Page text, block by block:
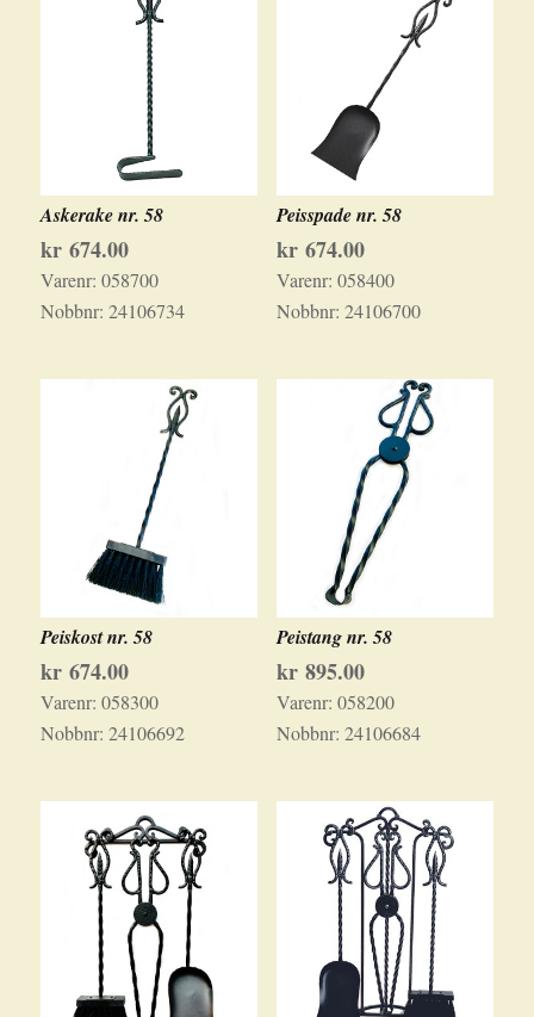
Askerake nr. 58
kr674.00
Varenr: 058700
Nobbnr: 24106734
Peisspade nr. 58
kr674.00
Varenr: 058400
Nobbnr: 24106700
Peiskost nr. 58
kr674.00
Varenr: 058300
Nobbnr: 24106692
Peistang nr. 58
kr895.00
Varenr: 058200
Nobbnr: 24106684